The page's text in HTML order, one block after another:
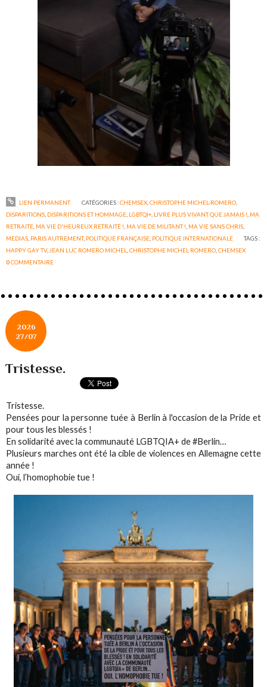
LIEN PERMANENT CATÉGORIES :CHEMSEX, CHRISTOPHE MICHEL-ROMERO,
DISPARITIONS DISPARITIONS ET HOMMAGE LGBTQI+ LIVRE PLUS VIVANT QUE JAMAIS ! MA
RETRAITE MA VIE D'HEUREUX RETRAITÉ ! MA VIE DE MILITANT ! MA VIE SANS CHRIS
MEDIAS PARIS AUTREMENT, POLITIQUE FRANÇAISE POLITIQUE INTERNATIONALE
TAGS :
HAPPY GAY TV, JEAN LUC ROMERO MICHEL ,CHRISTOPHE MICHEL ROMERO ,CHEMSEX
0COMMENTAIRE
2026
27/07
Tristesse.
Tristesse.
Pensées pour la personne tuée à Berlin à l'occasion de la Pride et
pour tous les blessés !
En solidarité avec la communauté LGBTQIA+ de #Berlin…
Plusieurs marches ont été la cible de violences en Allemagne cette
année !
Oui, l’homophobie tue !